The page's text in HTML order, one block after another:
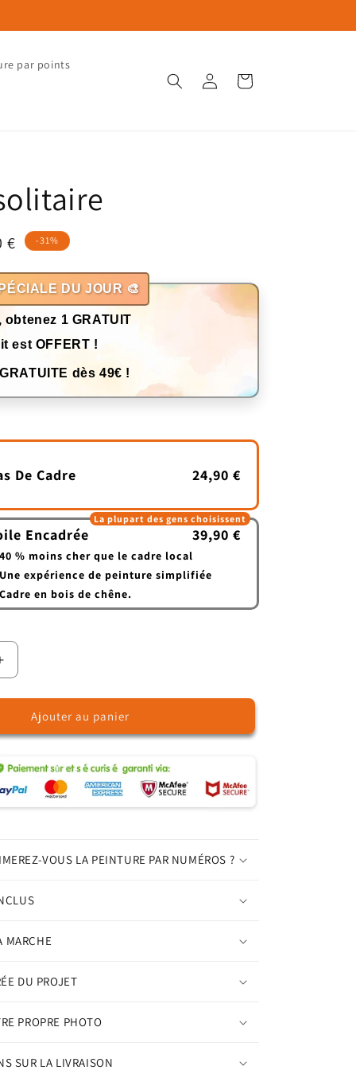
par points
Connexion Panier
€ -31%
DU JOUR 🎨
obtenez 1 GRATUIT
est OFFERT !
dès 49€ !
De Cadre 24,90 €
Encadrée 39,90 €
40 % moins cher que le cadre local
Une expérience de peinture simplifiée
en bois de chêne.
La plupart des gens choisissent
Augmenter
par
Ajouter au panier
VOUS LA PEINTURE PAR NUMÉROS ?
MARCHE
DU PROJET
PROPRE PHOTO
SUR LA LIVRAISON